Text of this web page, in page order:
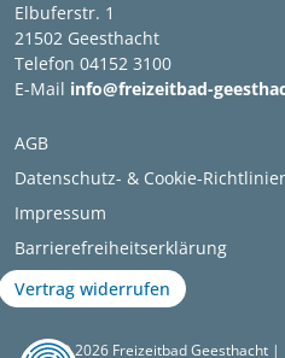
Elbuferstr. 1
21502 Geesthacht
Telefon 04152 3100
E-Mail info@freizeitbad-
AGB
Datenschutz- & Cookie-
Impressum
Barrierefreiheitserklärung
Vertrag widerrufen
© 2026 Freizeitbad Geesthacht |